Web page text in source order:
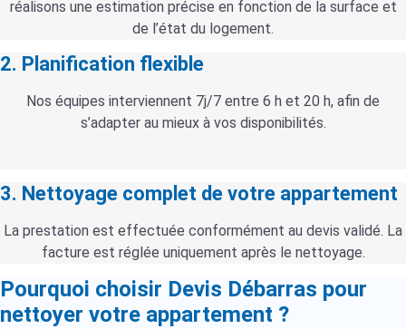
réalisons une estimation précise en fonction de la surface et
de l’état du logement.
2. Planification flexible
Nos équipes interviennent 7j/7 entre 6 h et 20 h, afin de
s’adapter au mieux à vos disponibilités.
3. Nettoyage complet de votre appartement
La prestation est effectuée conformément au devis validé. La
facture est réglée uniquement après le nettoyage.
Pourquoi choisir Devis Débarras pour
nettoyer votre appartement ?